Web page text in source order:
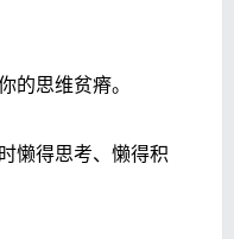
的思维贫瘠。
懒得思考、懒得积